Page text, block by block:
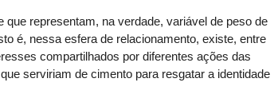
representam, na verdade, variável de peso de
é, nessa esfera de relacionamento, existe, entre
compartilhados por diferentes ações das
serviriam de cimento para resgatar a identidade